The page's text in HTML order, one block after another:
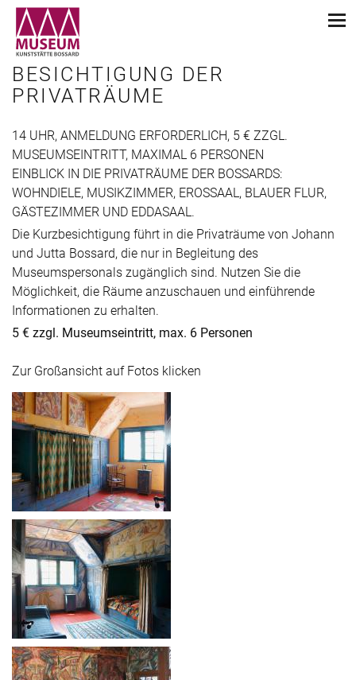
BESICHTIGUNG DER
PRIVATRÄUME
14 UHR, ANMELDUNG ERFORDERLICH, 5 € ZZGL.
MUSEUMSEINTRITT, MAXIMAL 6 PERSONEN
EINBLICK IN DIE PRIVATRÄUME DER BOSSARDS:
WOHNDIELE, MUSIKZIMMER, EROSSAAL, BLAUER FLUR,
GÄSTEZIMMER UND EDDASAAL.
Die Kurzbesichtigung führt in die Privaträume von Johann
und Jutta Bossard, die nur in Begleitung des
Museumspersonals zugänglich sind. Nutzen Sie die
Möglichkeit, die Räume anzuschauen und einführende
Informationen zu erhalten.
5 € zzgl. Museumseintritt, max. 6 Personen
Zur Großansicht auf Fotos klicken